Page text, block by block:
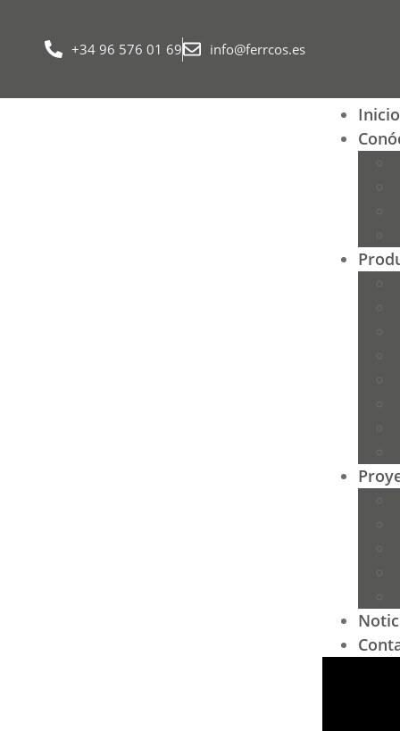
+34 96 576 01 69 info@ferrcos.es
Inicio